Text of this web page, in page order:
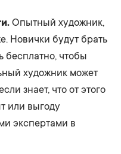
Опытный художник,
Новички будут брать
бесплатно, чтобы
художник может
знает, что от этого
или выгоду
экспертами в